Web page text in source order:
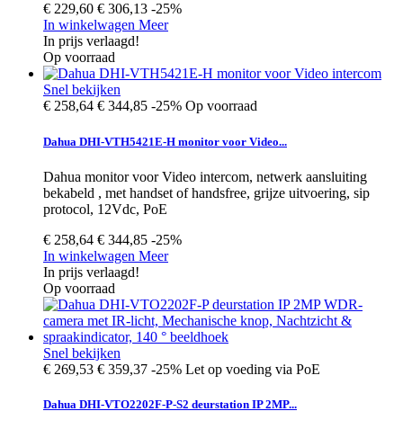
€ 229,60 € 306,13 -25%
In winkelwagen Meer
In prijs verlaagd!
Op voorraad
Snel bekijken
€ 258,64 € 344,85 -25% Op voorraad
Dahua DHI-VTH5421E-H monitor voor Video...
Dahua monitor voor Video intercom, netwerk aansluiting
bekabeld , met handset of handsfree, grijze uitvoering, sip
protocol, 12Vdc, PoE
€ 258,64 € 344,85 -25%
In winkelwagen Meer
In prijs verlaagd!
Op voorraad
Snel bekijken
€ 269,53 € 359,37 -25% Let op voeding via PoE
Dahua DHI-VTO2202F-P-S2 deurstation IP 2MP...